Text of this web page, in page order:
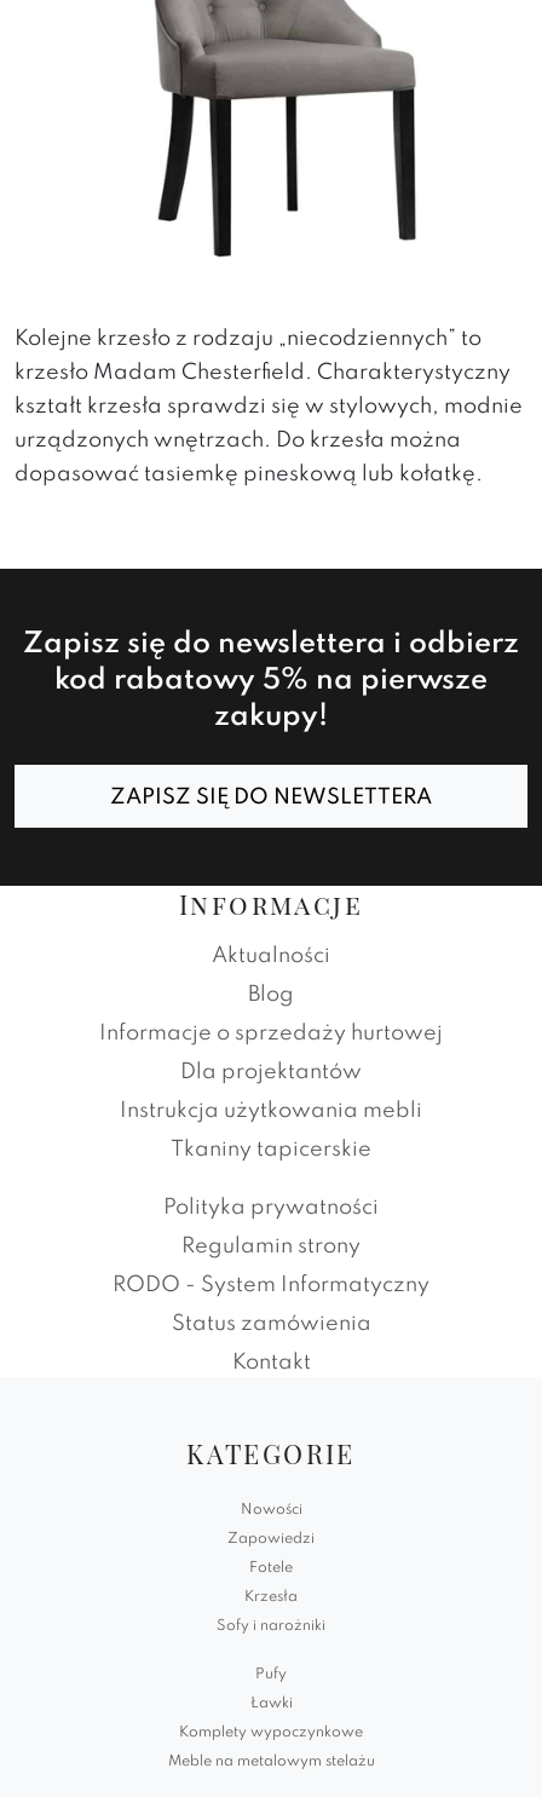
Kolejne krzesło z rodzaju „niecodziennych” to
krzesło Madam Chesterfield. Charakterystyczny
kształt krzesła sprawdzi się w stylowych, modnie
urządzonych wnętrzach. Do krzesła można
dopasować tasiemkę pineskową lub kołatkę.
Zapisz się do newslettera i odbierz
kod rabatowy 5% na pierwsze
zakupy!
ZAPISZ SIĘ DO NEWSLETTERA
Informacje
Aktualności
Blog
Informacje o sprzedaży hurtowej
Dla projektantów
Instrukcja użytkowania mebli
Tkaniny tapicerskie
Polityka prywatności
Regulamin strony
RODO - System Informatyczny
Status zamówienia
Kontakt
KATEGORIE
Nowości
Zapowiedzi
Fotele
Krzesła
Sofy i narożniki
Pufy
Ławki
Komplety wypoczynkowe
Meble na metalowym stelażu